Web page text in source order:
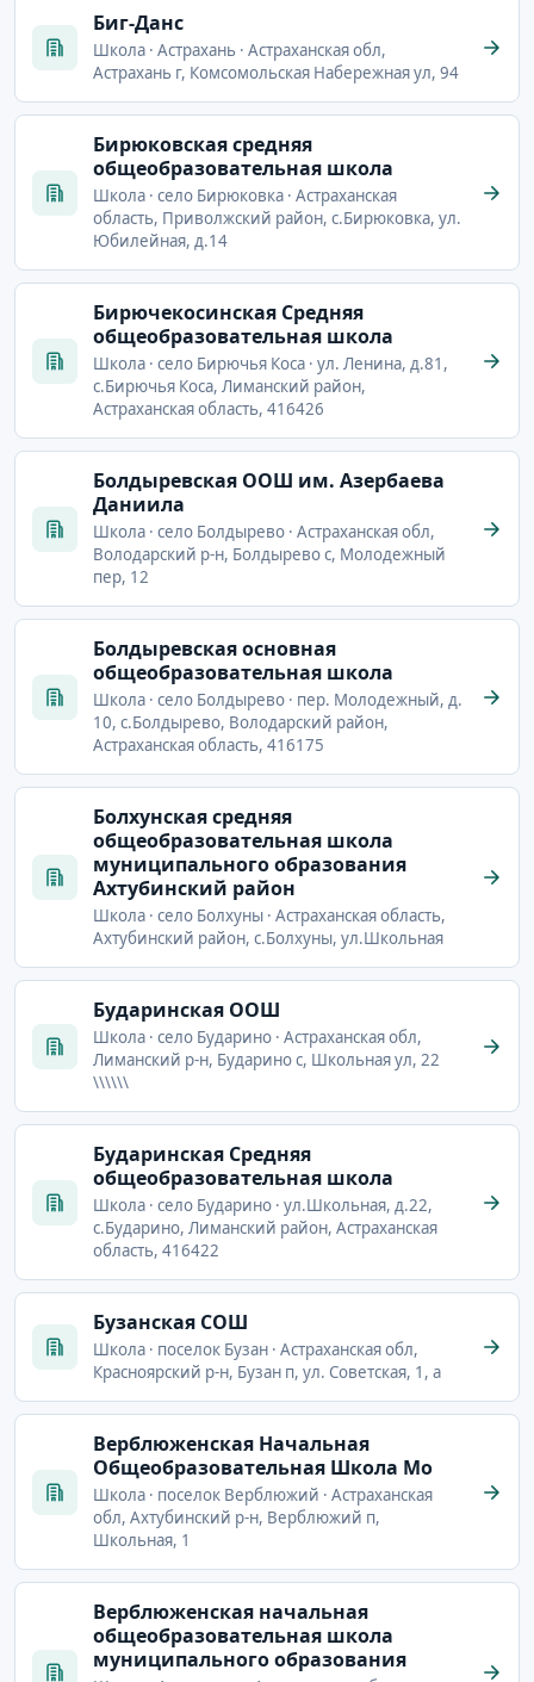
Биг-Данс
Школа · Астрахань · Астраханская обл,
Астрахань г, Комсомольская Набережная ул, 94
Бирюковская средняя
общеобразовательная школа
Школа · село Бирюковка · Астраханская
область, Приволжский район, с.Бирюковка, ул.
Юбилейная, д.14
Бирючекосинская Средняя
общеобразовательная школа
Школа · село Бирючья Коса · ул. Ленина, д.81,
с.Бирючья Коса, Лиманский район,
Астраханская область, 416426
Болдыревская ООШ им. Азербаева
Даниила
Школа · село Болдырево · Астраханская обл,
Володарский р-н, Болдырево с, Молодежный
пер, 12
Болдыревская основная
общеобразовательная школа
Школа · село Болдырево · пер. Молодежный, д.
10, с.Болдырево, Володарский район,
Астраханская область, 416175
Болхунская средняя
общеобразовательная школа
муниципального образования
Ахтубинский район
Школа · село Болхуны · Астраханская область,
Ахтубинский район, с.Болхуны, ул.Школьная
Бударинская ООШ
Школа · село Бударино · Астраханская обл,
Лиманский р-н, Бударино с, Школьная ул, 22
\\\\\\
Бударинская Средняя
общеобразовательная школа
Школа · село Бударино · ул.Школьная, д.22,
с.Бударино, Лиманский район, Астраханская
область, 416422
Бузанская СОШ
Школа · поселок Бузан · Астраханская обл,
Красноярский р-н, Бузан п, ул. Советская, 1, а
Верблюженская Начальная
Общеобразовательная Школа Мо
Школа · поселок Верблюжий · Астраханская
обл, Ахтубинский р-н, Верблюжий п,
Школьная, 1
Верблюженская начальная
общеобразовательная школа
муниципального образования